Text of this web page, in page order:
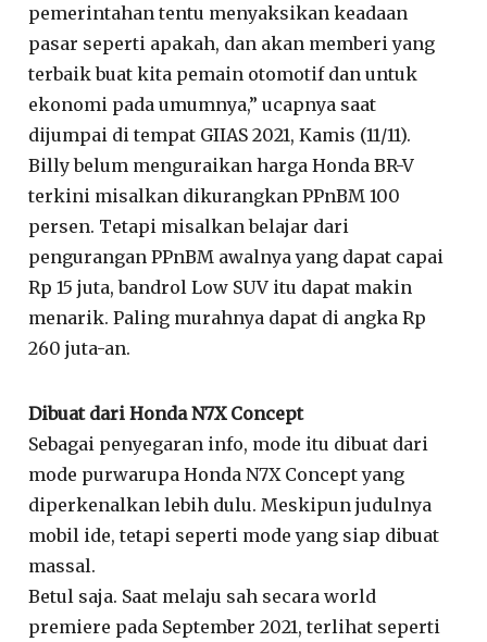
pemerintahan tentu menyaksikan keadaan
pasar seperti apakah, dan akan memberi yang
terbaik buat kita pemain otomotif dan untuk
ekonomi pada umumnya,” ucapnya saat
dijumpai di tempat GIIAS 2021, Kamis (11/11).
Billy belum menguraikan harga Honda BR-V
terkini misalkan dikurangkan PPnBM 100
persen. Tetapi misalkan belajar dari
pengurangan PPnBM awalnya yang dapat capai
Rp 15 juta, bandrol Low SUV itu dapat makin
menarik. Paling murahnya dapat di angka Rp
260 juta-an.
Dibuat dari Honda N7X Concept
Sebagai penyegaran info, mode itu dibuat dari
mode purwarupa Honda N7X Concept yang
diperkenalkan lebih dulu. Meskipun judulnya
mobil ide, tetapi seperti mode yang siap dibuat
massal.
Betul saja. Saat melaju sah secara world
premiere pada September 2021, terlihat seperti